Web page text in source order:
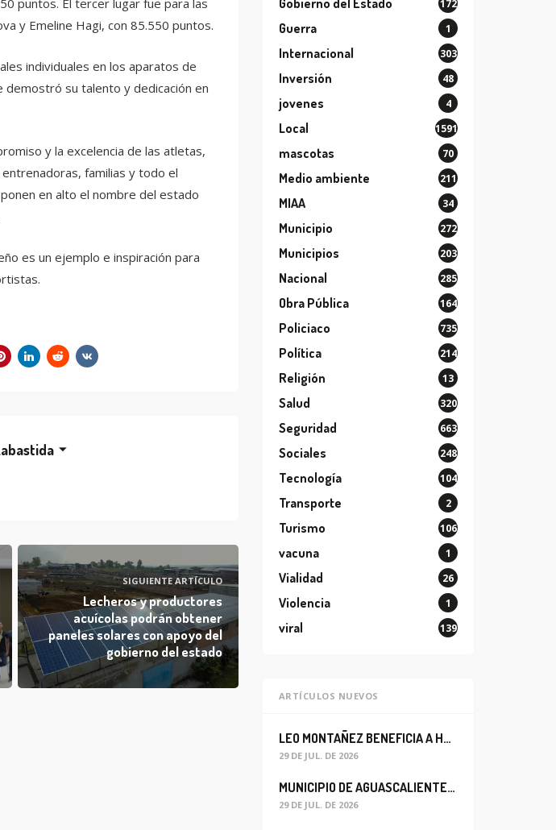
puntos. El tercer lugar fue para las
y Emeline Hagi, con 85.550 puntos.
individuales en los aparatos de
su talento y dedicación en
y la excelencia de las atletas,
familias y todo el
en alto el nombre del estado
es un ejemplo e inspiración para
SIGUIENTE ARTÍCULO
Lecheros y productores
acuícolas podrán obtener
paneles solares con apoyo del
gobierno del estado
Gobierno del Estado 172
Guerra 1
Internacional 303
Inversión 48
jovenes 4
Local 1591
mascotas 70
Medio ambiente 211
MIAA 34
Municipio 272
Municipios 203
Nacional 285
Obra Pública 164
Policiaco 735
Política 214
Religión 13
Salud 320
Seguridad 663
Sociales 248
Tecnología 104
Transporte 2
Turismo 106
vacuna 1
Vialidad 26
Violencia 1
viral 139
ARTÍCULOS NUEVOS
LEO MONTAÑEZ BENEFICIA A HABITANTES DEL BARRIO DE LA SALUD CON MEJORA DEL ALCANTARILLADO SANITARIO
29 DE JUL. DE 2026
MUNICIPIO DE AGUASCALIENTES REABRE CIRCULACIÓN VEHICULAR EN LA CALLE JOSEFA ORTIZ DE DOMÍNGUEZ
29 DE JUL. DE 2026